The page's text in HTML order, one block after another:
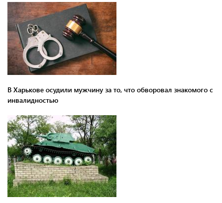
В Харькове осудили мужчину за то, что обворовал знакомого с
инвалидностью